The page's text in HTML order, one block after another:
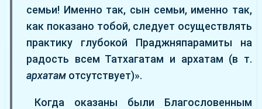
семьи! Именно так, сын семьи, именно так,
как показано тобой, следует осуществлять
практику глубокой Праджняпарамиты на
радость всем Татхагатам и архатам (в т.
архатам отсутствует)».
Когда оказаны были Благословенным